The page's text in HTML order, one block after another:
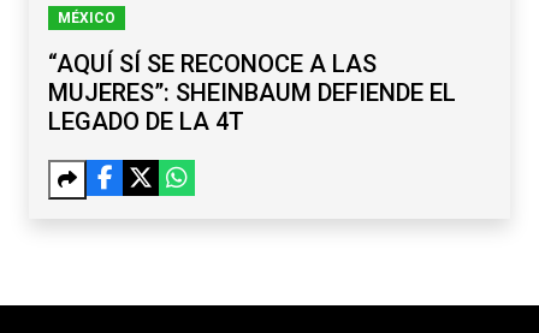
MÉXICO
“AQUÍ SÍ SE RECONOCE A LAS
MUJERES”: SHEINBAUM DEFIENDE EL
LEGADO DE LA 4T